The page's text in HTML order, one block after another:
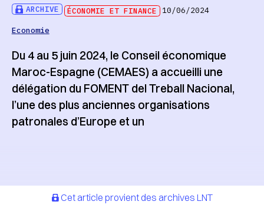
ARCHIVE ÉCONOMIE ET FINANCE
10/06/2024
Economie
Du 4 au 5 juin 2024, le Conseil économique
Maroc-Espagne (CEMAES) a accueilli une
délégation du FOMENT del Treball Nacional,
l’une des plus anciennes organisations
patronales d’Europe et un
Cet article provient des archives LNT